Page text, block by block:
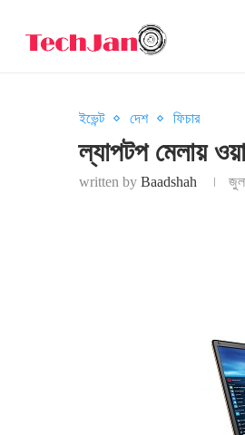
ইভেন্ট দেশ ফিচার
ল্যাপটপ মেলায়
written by Baadshah